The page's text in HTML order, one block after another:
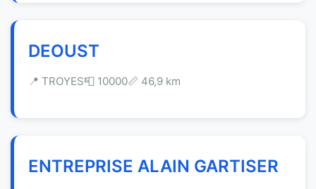
DEOUST
📍 TROYES📮 10000📏 46,9 km
ENTREPRISE ALAIN GARTISER